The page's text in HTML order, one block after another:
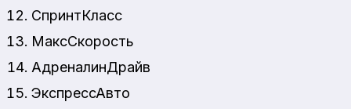
СпринтКласс
МаксСкорость
АдреналинДрайв
ЭкспрессАвто